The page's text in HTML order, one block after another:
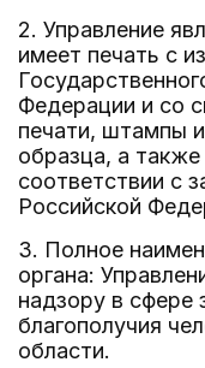
2. Управление
имеет печать с
Федерации и со
печати, штампы
образца, а
соответствии с
Российской
3. Полное
органа:
надзору в сфере
благополучия
области.